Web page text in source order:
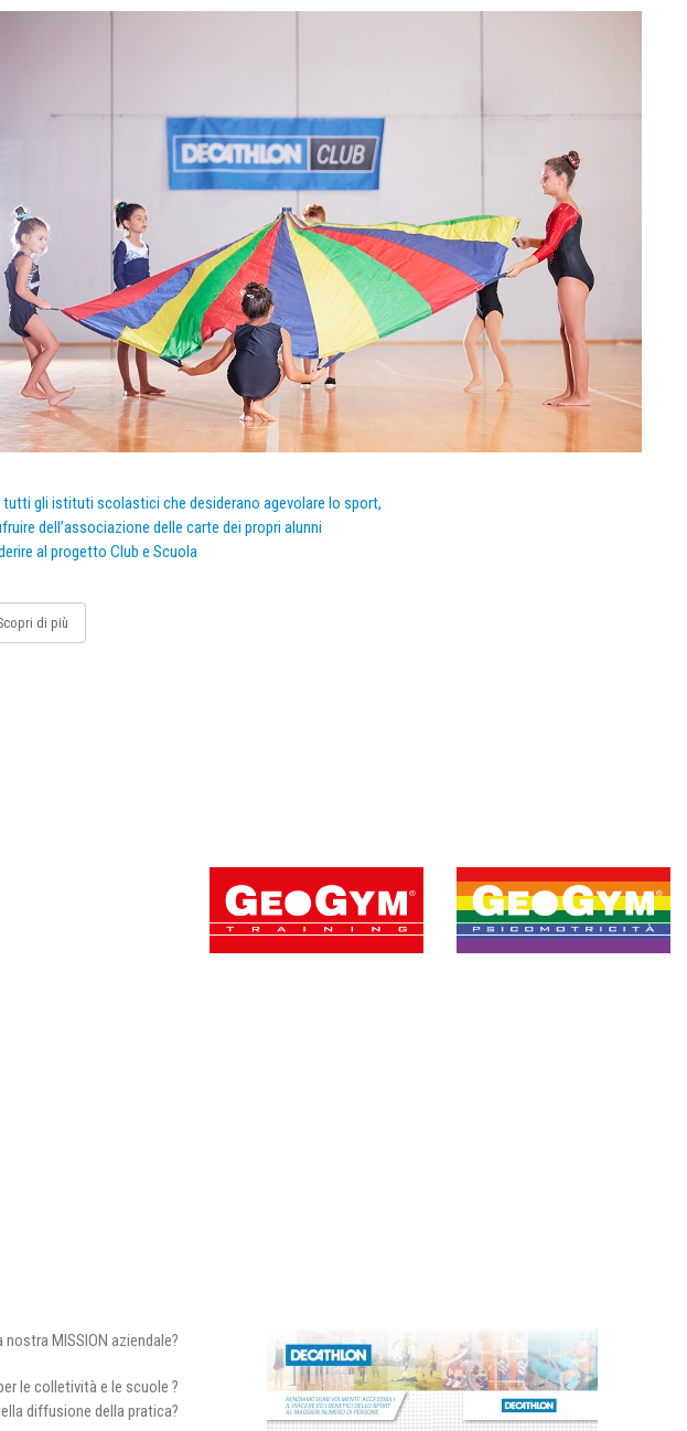
tutti gli istituti scolastici che desiderano agevolare lo sport,
dell’associazione delle carte dei propri alunni
al progetto Club e Scuola
di più
MISSION aziendale?
le colletività e le scuole ?
diffusione della pratica?